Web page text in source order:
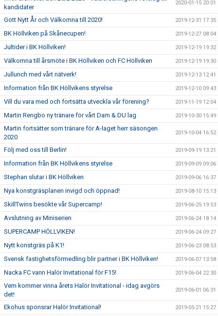
kandidater
2020-01-15 20:01
Gott Nytt År och Välkomna till 2020! 2019-12-31 17:35
BK Höllviken på Skånecupen! 2019-12-27 08:04
Jultider i BK Höllviken! 2019-12-19 19:32
Välkomna till årsmöte i BK Höllviken och FC Höllviken 2019-12-19 19:30
Jullunch med vårt nätverk! 2019-12-13 12:41
Information från BK Höllvikens styrelse 2019-12-10 09:43
Vill du vara med och fortsätta utveckla vår förening? 2019-11-19 12:04
Martin Rengbo ny tränare för vårt Dam & DU lag 2019-10-30 15:49
Martin fortsätter som tränare för A-laget herr säsongen
2020
2019-10-04 16:52
Följ med oss till Berlin! 2019-09-19 13:21
Information från BK Höllvikens styrelse 2019-09-09 09:06
Stephan slutar i BK Höllviken 2019-09-06 16:37
Nya konstgräsplanen invigd och öppnad! 2019-08-10 15:13
SkillTwins besökte vår Supercamp! 2019-06-25 19:53
Avslutning av Miniserien 2019-06-24 18:14
SUPERCAMP HÖLLVIKEN! 2019-06-24 09:27
Nytt konstgräs på K1! 2019-06-23 08:53
Svensk fastighetsförmedling blir partner i BK Höllviken! 2019-06-07 13:58
Nacka FC vann Halör Invitational för F15! 2019-06-04 22:30
Vem kommer vinna årets Halör Invitational - idag avgörs
det!
2019-06-01 06:31
Ekohus sponsrar Halör Invitational! 2019-05-21 15:27